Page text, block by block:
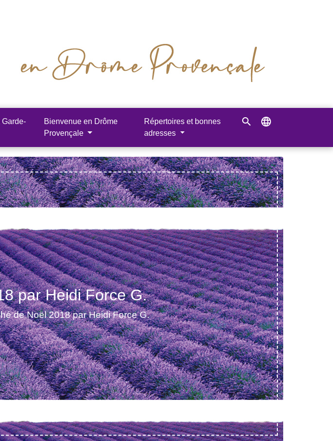
Garde-
Bienvenue en Drôme
Provençale
Répertoires et bonnes
adresses
search language
par Heidi Force G.
de Noël 2018 par Heidi Force G.